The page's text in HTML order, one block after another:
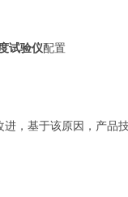
试验仪配置
，基于该原因，产品